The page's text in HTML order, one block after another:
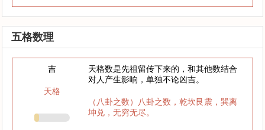
五格数理
吉
天格
天格数是先祖留传下来的，和其他数结合
对人产生影响，单独不论凶吉。
（八卦之数）八卦之数，乾坎艮震，巽离
坤兑，无穷无尽。